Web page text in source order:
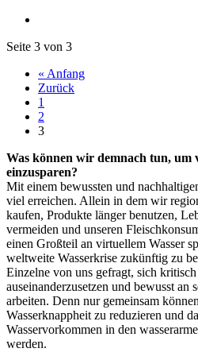
Seite 3 von 3
« Anfang
Zurück
1
2
3
Was können wir demnach tun, um
einzusparen?
Mit einem bewussten und
viel erreichen. Allein in dem wir
kaufen, Produkte länger benutzen,
vermeiden und unseren
einen Großteil an virtuellem Wasser
weltweite Wasserkrise zukünftig zu
Einzelne von uns gefragt, sich
auseinanderzusetzen und bewusst an
arbeiten. Denn nur gemeinsam
Wasserknappheit zu reduzieren und
Wasservorkommen in den
werden.